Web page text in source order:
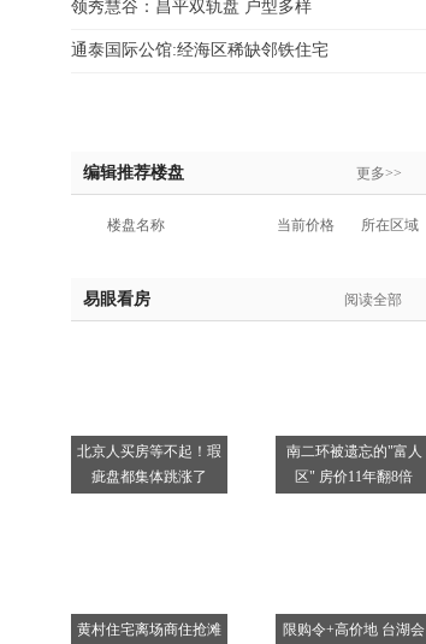
领秀慧谷：昌平双轨盘 户型多样
通泰国际公馆:经海区稀缺邻铁住宅
编辑推荐楼盘 更多>>
楼盘名称 当前价格 所在区域
易眼看房 阅读全部
北京人买房等不起！瑕
疵盘都集体跳涨了
南二环被遗忘的"富人
区" 房价11年翻8倍
黄村住宅离场商住抢滩
限购令+高价地 台湖会